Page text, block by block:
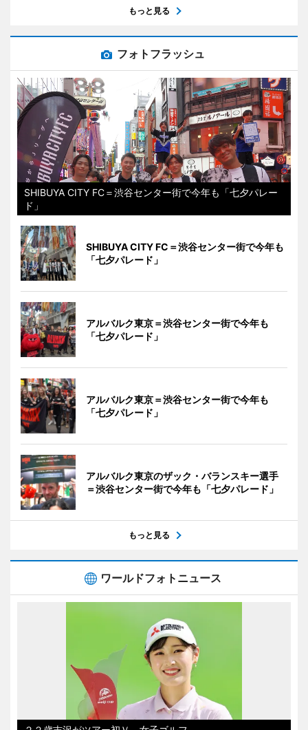
もっと見る
フォトフラッシュ
SHIBUYA CITY FC＝渋谷センター街で今年も「七夕パレー
ド」
SHIBUYA CITY FC＝渋谷センター街で今年も
「七夕パレード」
アルバルク東京＝渋谷センター街で今年も
「七夕パレード」
アルバルク東京＝渋谷センター街で今年も
「七夕パレード」
アルバルク東京のザック・バランスキー選手
＝渋谷センター街で今年も「七夕パレード」
もっと見る
ワールドフォトニュース